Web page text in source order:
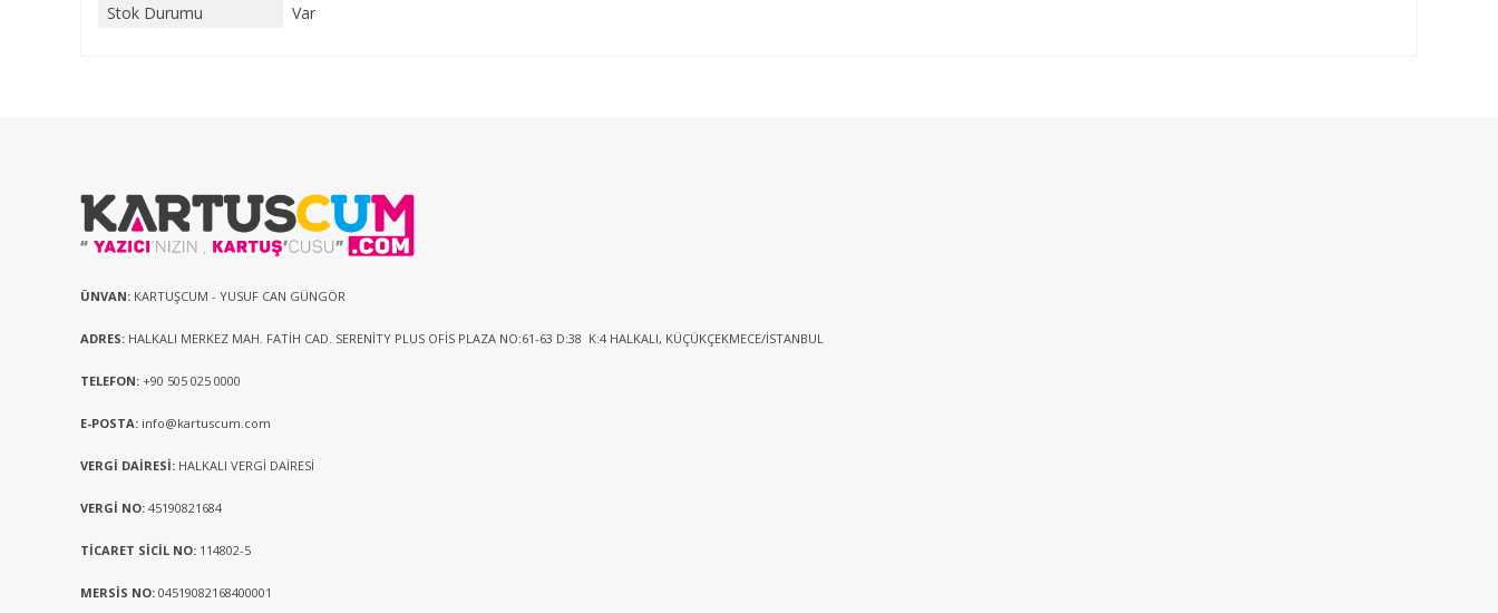
Stok Durumu
Var
ÜNVAN: KARTUŞCUM - YUSUF CAN GÜNGÖR
ADRES: HALKALI MERKEZ MAH. FATİH CAD. SERENİTY PLUS OFİS PLAZA NO:61-63 D:38 K:4 HALKALI, KÜÇÜKÇEKMECE/İSTANBUL
TELEFON: +90 505 025 0000
E-POSTA: info@kartuscum.com
VERGİ DAİRESİ: HALKALI VERGİ DAİRESİ
VERGİ NO: 45190821684
TİCARET SİCİL NO: 114802-5
MERSİS NO: 04519082168400001